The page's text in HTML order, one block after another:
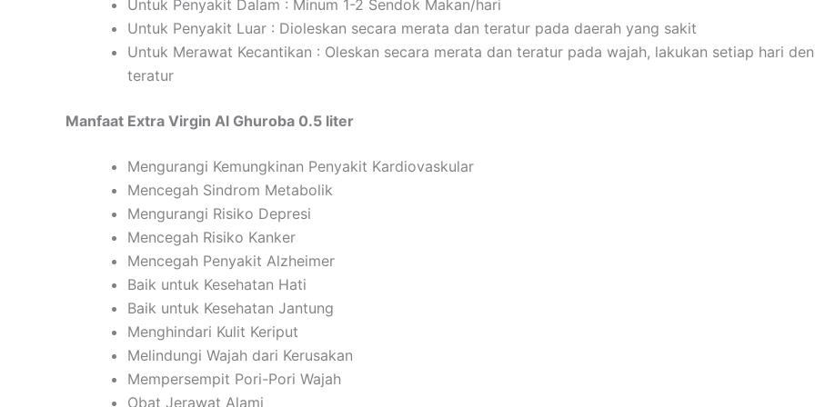
Untuk Penyakit Dalam : Minum 1-2 Sendok Makan/hari
Untuk Penyakit Luar : Dioleskan secara merata dan teratur pada daerah yang sakit
Untuk Merawat Kecantikan : Oleskan secara merata dan teratur pada wajah, lakukan setiap hari
teratur
Manfaat Extra Virgin Al Ghuroba 0.5 liter
Mengurangi Kemungkinan Penyakit Kardiovaskular
Mencegah Sindrom Metabolik
Mengurangi Risiko Depresi
Mencegah Risiko Kanker
Mencegah Penyakit Alzheimer
Baik untuk Kesehatan Hati
Baik untuk Kesehatan Jantung
Menghindari Kulit Keriput
Melindungi Wajah dari Kerusakan
Mempersempit Pori-Pori Wajah
Obat Jerawat Alami